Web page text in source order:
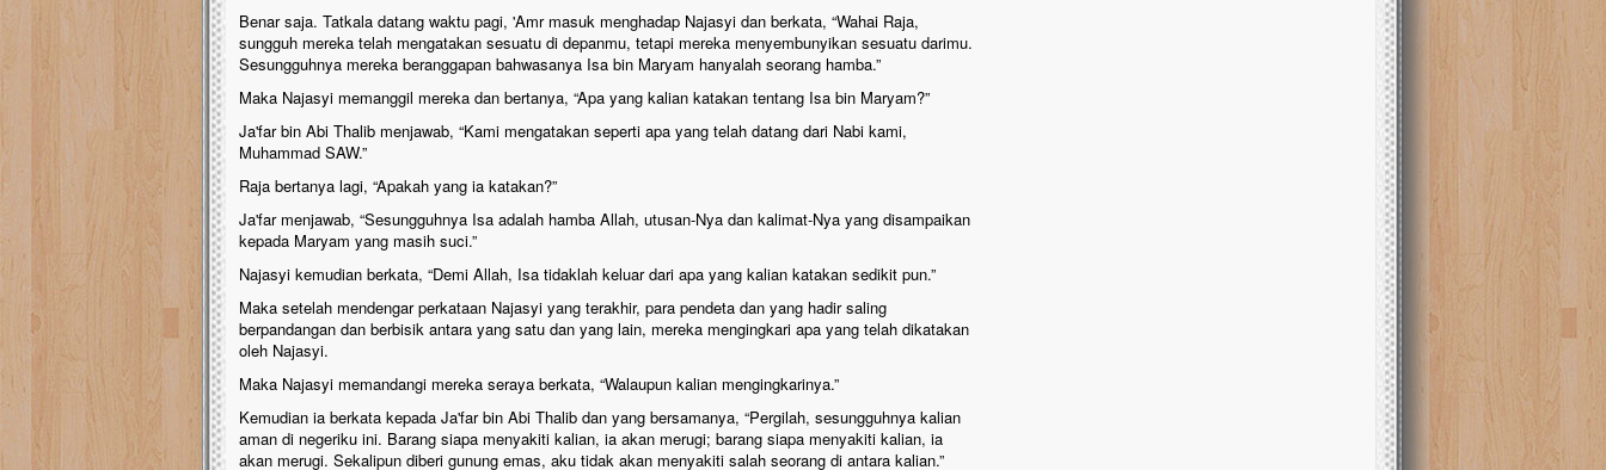
Benar saja. Tatkala datang waktu pagi, 'Amr masuk menghadap Najasyi dan berkata, “Wahai Raja,
sungguh mereka telah mengatakan sesuatu di depanmu, tetapi mereka menyembunyikan sesuatu darimu.
Sesungguhnya mereka beranggapan bahwasanya Isa bin Maryam hanyalah seorang hamba.”
Maka Najasyi memanggil mereka dan bertanya, “Apa yang kalian katakan tentang Isa bin Maryam?”
Ja'far bin Abi Thalib menjawab, “Kami mengatakan seperti apa yang telah datang dari Nabi kami,
Muhammad SAW.”
Raja bertanya lagi, “Apakah yang ia katakan?”
Ja'far menjawab, “Sesungguhnya Isa adalah hamba Allah, utusan-Nya dan kalimat-Nya yang disampaikan
kepada Maryam yang masih suci.”
Najasyi kemudian berkata, “Demi Allah, Isa tidaklah keluar dari apa yang kalian katakan sedikit pun.”
Maka setelah mendengar perkataan Najasyi yang terakhir, para pendeta dan yang hadir saling
berpandangan dan berbisik antara yang satu dan yang lain, mereka mengingkari apa yang telah dikatakan
oleh Najasyi.
Maka Najasyi memandangi mereka seraya berkata, “Walaupun kalian mengingkarinya.”
Kemudian ia berkata kepada Ja'far bin Abi Thalib dan yang bersamanya, “Pergilah, sesungguhnya kalian
aman di negeriku ini. Barang siapa menyakiti kalian, ia akan merugi; barang siapa menyakiti kalian, ia
akan merugi. Sekalipun diberi gunung emas, aku tidak akan menyakiti salah seorang di antara kalian.”